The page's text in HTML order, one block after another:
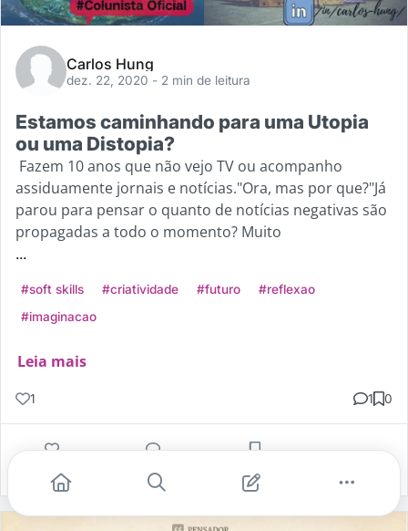
Carlos Hung
dez. 22, 2020 - 2 min de leitura
Estamos caminhando para uma Utopia
ou uma Distopia?
Fazem 10 anos que não vejo TV ou acompanho
assiduamente jornais e notícias."Ora, mas por que?"Já
parou para pensar o quanto de notícias negativas são
propagadas a todo o momento? Muito
...
#soft skills #criatividade #futuro
#reflexao
#imaginacao
Leia mais
1 1 0
Gostei Comentar Salvar